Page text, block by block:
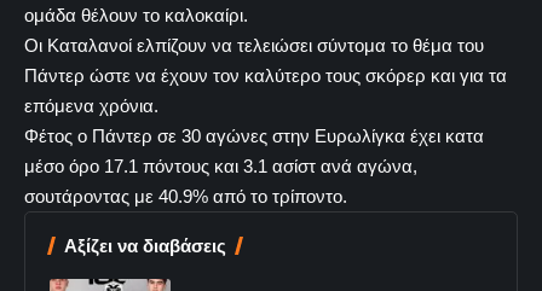
ομάδα θέλουν το καλοκαίρι.
Οι Καταλανοί ελπίζουν να τελειώσει σύντομα το θέμα του
Πάντερ ώστε να έχουν τον καλύτερο τους σκόρερ και για τα
επόμενα χρόνια.
Φέτος ο Πάντερ σε 30 αγώνες στην Ευρωλίγκα έχει κατα
μέσο όρο 17.1 πόντους και 3.1 ασίστ ανά αγώνα,
σουτάροντας με 40.9% από το τρίποντο.
Αξίζει να διαβάσεις